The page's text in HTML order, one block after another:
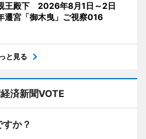
王殿下 2026年8月1日～2日
遷宮「御木曳」ご視察016
と見る
済新聞VOTE
か？